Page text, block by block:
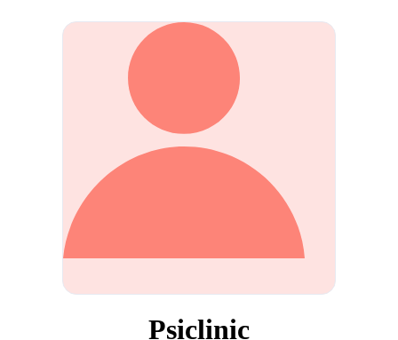
Psiclinic